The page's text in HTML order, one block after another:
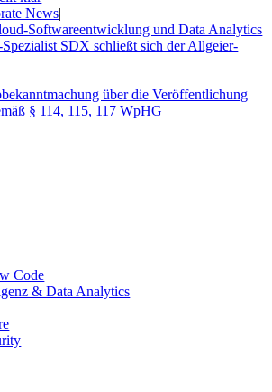
News|
Softwareentwicklung und Data Analytics
SDX schließt sich der Allgeier-
über die Veröffentlichung
§ 114, 115, 117 WpHG
Code
& Data Analytics